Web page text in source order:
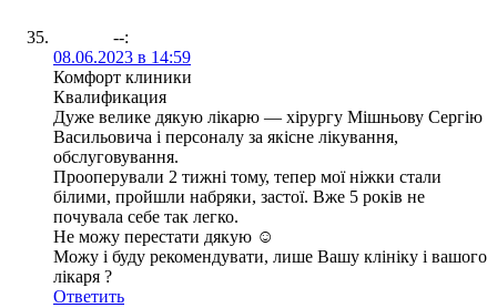
--:
08.06.2023 в 14:59
Комфорт клиники
Квалификация
Дуже велике дякую лікарю — хірургу Мішньову Сергію
Васильовича і персоналу за якісне лікування,
обслуговування.
Прооперували 2 тижні тому, тепер мої ніжки стали
білими, пройшли набряки, застої. Вже 5 років не
почувала себе так легко.
Не можу перестати дякую ☺️
Можу і буду рекомендувати, лише Вашу клініку і вашого
лікаря ?
Ответить